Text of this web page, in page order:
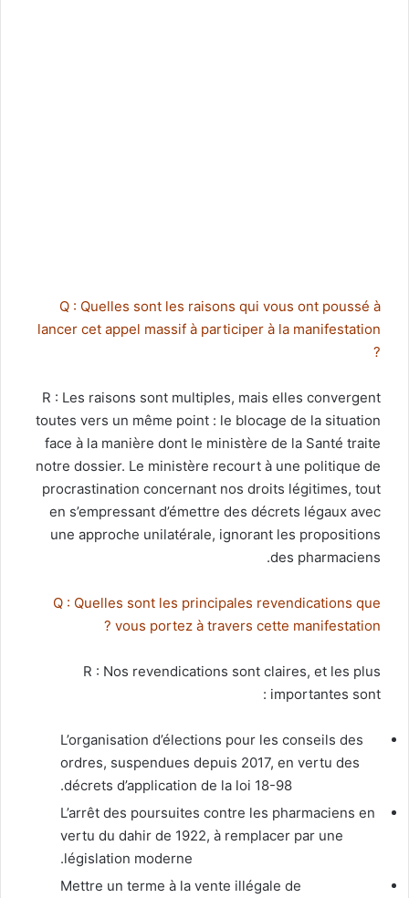
Q : Quelles sont les raisons qui vous ont poussé à
lancer cet appel massif à participer à la manifestation
?
R : Les raisons sont multiples, mais elles convergent
toutes vers un même point : le blocage de la situation
face à la manière dont le ministère de la Santé traite
notre dossier. Le ministère recourt à une politique de
procrastination concernant nos droits légitimes, tout
en s’empressant d’émettre des décrets légaux avec
une approche unilatérale, ignorant les propositions
des pharmaciens.
Q : Quelles sont les principales revendications que
vous portez à travers cette manifestation ?
R : Nos revendications sont claires, et les plus
importantes sont :
L’organisation d’élections pour les conseils des
ordres, suspendues depuis 2017, en vertu des
décrets d’application de la loi 18-98.
L’arrêt des poursuites contre les pharmaciens en
vertu du dahir de 1922, à remplacer par une
législation moderne.
Mettre un terme à la vente illégale de